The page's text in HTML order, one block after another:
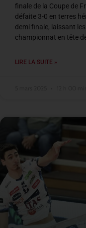
finale de la Coupe de
défaite 3-0 en terres
demi finale, laissant
championnat en tête
LIRE LA SUITE »